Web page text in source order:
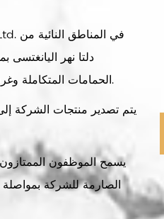
دلتا نهر
الحمامات المتكاملة وغرف الاستحمام البسيطة وأحواض الاستحمام السفلية.
يتم تصدير منتجات الشركة
يسمح الموظفون الممتازون
الصارمة للشركة بمواصلة